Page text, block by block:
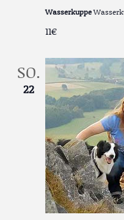
Wasserkuppe
11€
SO.
22